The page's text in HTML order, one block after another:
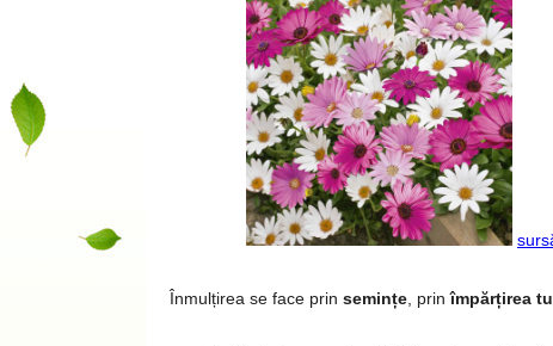
Înmulțirea se face prin semințe , prinîmpărțirea